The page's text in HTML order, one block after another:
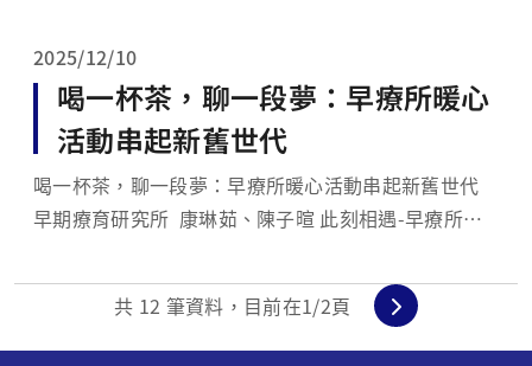
2025/12/10
喝一杯茶，聊一段夢：早療所暖心
活動串起新舊世代
喝一杯茶，聊一段夢：早療所暖心活動串起新舊世代
早期療育研究所 康琳茹、陳子暄 此刻相遇-早療所迎
所於4月舉辦了迎新茶會。當天所學會準備了豐富的茶
點，所長、多位老師及學長姐們皆到場分享經驗並送上
祝福。活動首先介紹...
共 12 筆資料，目前在1/2頁